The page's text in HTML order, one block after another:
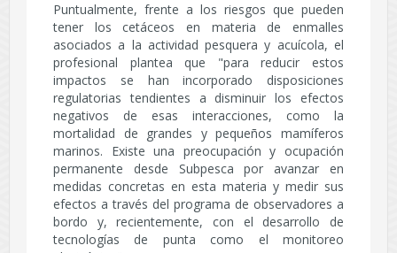
Puntualmente, frente a los riesgos que pueden
tener los cetáceos en materia de enmalles
asociados a la actividad pesquera y acuícola, el
profesional plantea que "para reducir estos
impactos se han incorporado disposiciones
regulatorias tendientes a disminuir los efectos
negativos de esas interacciones, como la
mortalidad de grandes y pequeños mamíferos
marinos. Existe una preocupación y ocupación
permanente desde Subpesca por avanzar en
medidas concretas en esta materia y medir sus
efectos a través del programa de observadores a
bordo y, recientemente, con el desarrollo de
tecnologías de punta como el monitoreo